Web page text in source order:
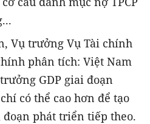
Vụ trưởng Vụ Tài chính
phân tích: Việt Nam
GDP giai đoạn
có thể cao hơn để tạo
phát triển tiếp theo.